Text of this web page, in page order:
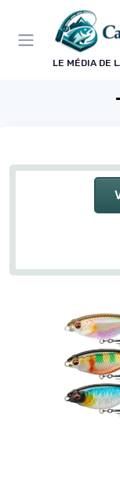
LE MÉDIA DE
Panneau de gestion